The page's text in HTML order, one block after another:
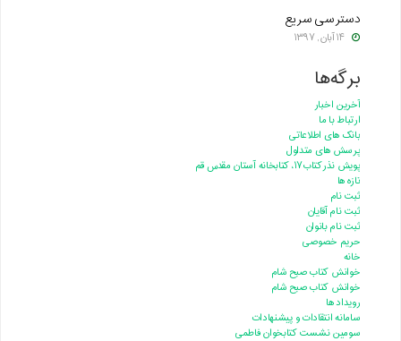
دسترسی سریع
۱۴ آبان, ۱۳۹۷
برگه‌ها
آخرین اخبار
ارتباط با ما
بانک های اطلاعاتی
پرسش های متداول
پویش نذرکتاب۱۷، کتابخانه آستان مقدس قم
تازه ها
ثبت نام
ثبت نام آقایان
ثبت نام بانوان
حریم خصوصی
خانه
خوانش کتاب صبح شام
خوانش کتاب صبح شام
رویداد ها
سامانه انتقادات و پیشنهادات
سومین نشست کتابخوان فاطمی